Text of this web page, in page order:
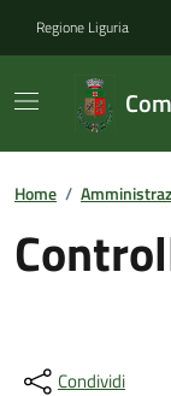
Regione Liguria
Home /
Condividi